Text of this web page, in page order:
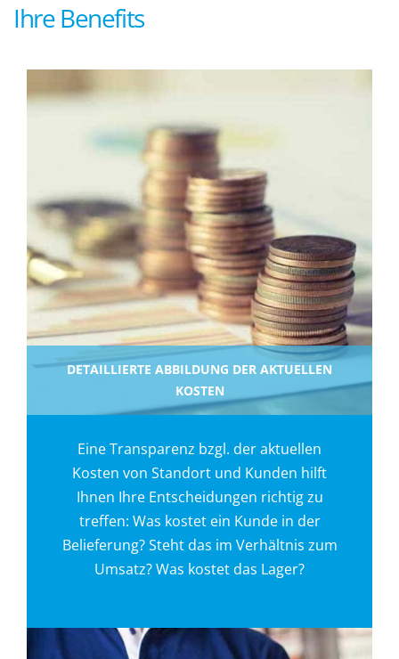
Ihre Benefits
DETAILLIERTE ABBILDUNG DER AKTUELLEN
KOSTEN
Eine Transparenz bzgl. der aktuellen
Kosten von Standort und Kunden hilft
Ihnen Ihre Entscheidungen richtig zu
treffen: Was kostet ein Kunde in der
Belieferung? Steht das im Verhältnis zum
Umsatz? Was kostet das Lager?